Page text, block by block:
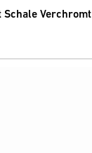
Verchromt